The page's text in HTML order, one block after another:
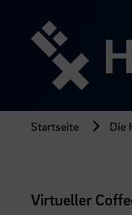
Seiteninhalt
springen
Startseite Die
Virtueller